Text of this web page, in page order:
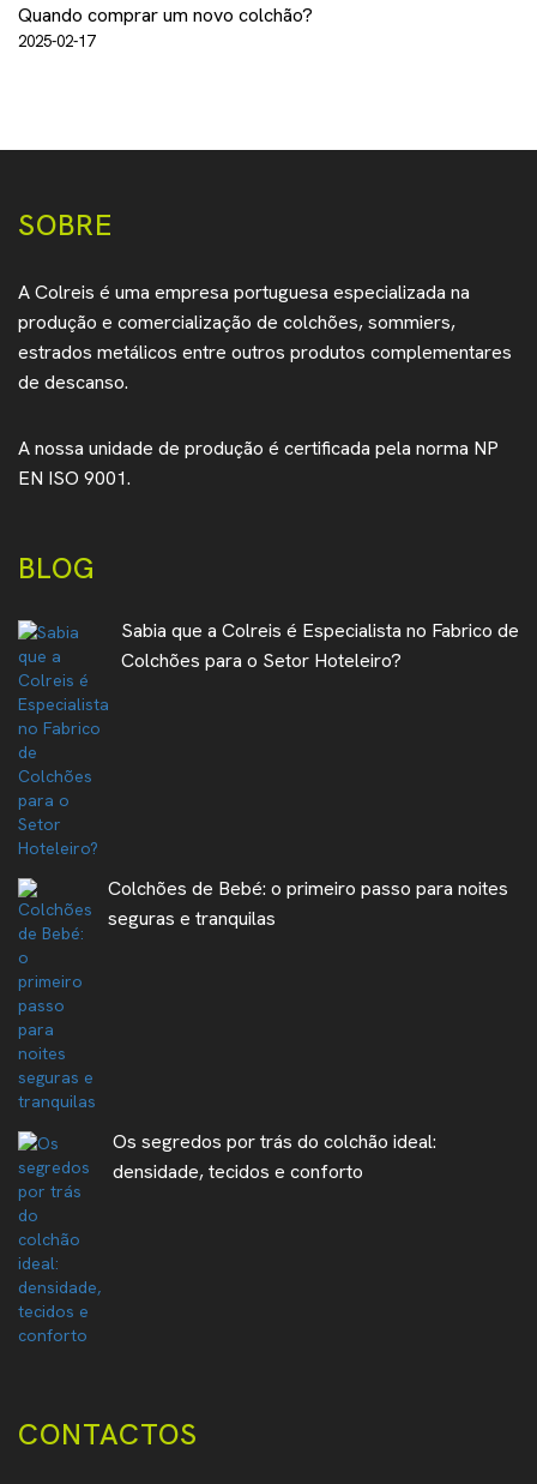
Quando comprar um novo colchão?
2025-02-17
SOBRE
A Colreis é uma empresa portuguesa especializada na
produção e comercialização de colchões, sommiers,
estrados metálicos entre outros produtos complementares
de descanso.
A nossa unidade de produção é certificada pela norma NP
EN ISO 9001.
BLOG
Sabia que a Colreis é Especialista no Fabrico de
Colchões para o Setor Hoteleiro?
Colchões de Bebé: o primeiro passo para noites
seguras e tranquilas
Os segredos por trás do colchão ideal:
densidade, tecidos e conforto
CONTACTOS